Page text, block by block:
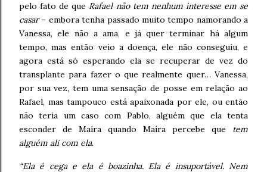
pelo fato de que Rafael não tem nenhum interesse em se
casar– embora tenha passado muito tempo namorando a
Vanessa, ele não a ama, e já quer terminar há algum
tempo, mas então veio a doença, ele não conseguiu, e
agora está só esperando ela se recuperar de vez do
transplante para fazer o que realmente quer… Vanessa,
por sua vez, tem uma sensação de posse em relação ao
Rafael, mas tampouco está apaixonada por ele, ou então
não teria um caso com Pablo, alguém que ela tenta
esconder de Maíra quando Maíra percebe que tem
alguém ali com ela.
“Ela é cega e ela é boazinha. Ela é insuportável. Nem